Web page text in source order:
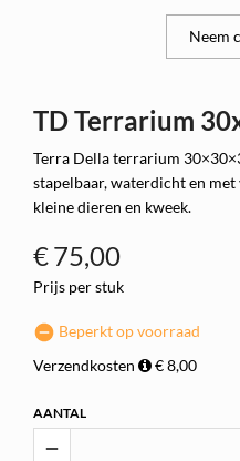
Neem
TD Terrarium
Terra Della terrarium
stapelbaar, waterdicht en
kleine dieren en kweek.
€75,00
Prijs per stuk
Beperkt op voorraad
Verzendkosten
€ 8,00
AANTAL
remove